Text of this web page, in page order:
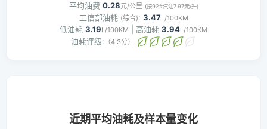
平均油费 0.28元/公里 (按92#汽油7.97元/升)
工信部油耗 (综合): 3.47L/100KM
低油耗 3.19L/100KM | 高油耗 3.94L/100KM
油耗评级: （4.3分）